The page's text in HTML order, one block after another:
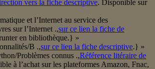
vers la fiche descriptive. Disponible sur
et l’Internet au service des
sur l’Internet .,sur ce lien la fiche de
en bibliothèque.} »
B .,sur ce lien la fiche descriptive.} »
Problèmes connus .,Référence litéraire de
à l’achat sur les plateformes Amazon, Fnac,